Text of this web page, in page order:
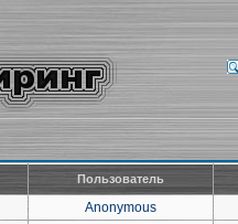
Пользователь
Anonymous